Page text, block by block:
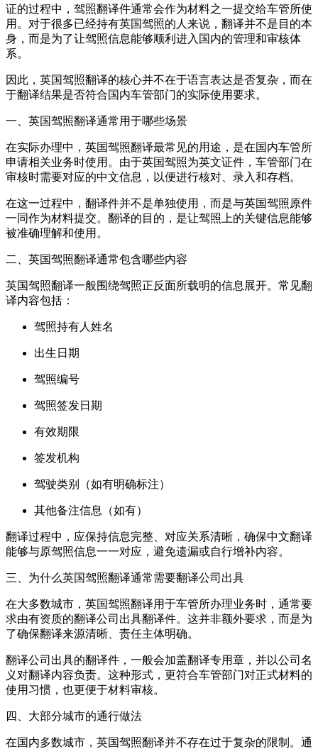
证的过程中，驾照翻译件通常会作为材料之一提交给车管所使
用。对于很多已经持有英国驾照的人来说，翻译并不是目的本
身，而是为了让驾照信息能够顺利进入国内的管理和审核体
系。
因此，英国驾照翻译的核心并不在于语言表达是否复杂，而在
于翻译结果是否符合国内车管部门的实际使用要求。
一、英国驾照翻译通常用于哪些场景
在实际办理中，英国驾照翻译最常见的用途，是在国内车管所
申请相关业务时使用。由于英国驾照为英文证件，车管部门在
审核时需要对应的中文信息，以便进行核对、录入和存档。
在这一过程中，翻译件并不是单独使用，而是与英国驾照原件
一同作为材料提交。翻译的目的，是让驾照上的关键信息能够
被准确理解和使用。
二、英国驾照翻译通常包含哪些内容
英国驾照翻译一般围绕驾照正反面所载明的信息展开。常见翻
译内容包括：
驾照持有人姓名
出生日期
驾照编号
驾照签发日期
有效期限
签发机构
驾驶类别（如有明确标注）
其他备注信息（如有）
翻译过程中，应保持信息完整、对应关系清晰，确保中文翻译
能够与原驾照信息一一对应，避免遗漏或自行增补内容。
三、为什么英国驾照翻译通常需要翻译公司出具
在大多数城市，英国驾照翻译用于车管所办理业务时，通常要
求由有资质的翻译公司出具翻译件。这并非额外要求，而是为
了确保翻译来源清晰、责任主体明确。
翻译公司出具的翻译件，一般会加盖翻译专用章，并以公司名
义对翻译内容负责。这种形式，更符合车管部门对正式材料的
使用习惯，也更便于材料审核。
四、大部分城市的通行做法
在国内多数城市，英国驾照翻译并不存在过于复杂的限制。通